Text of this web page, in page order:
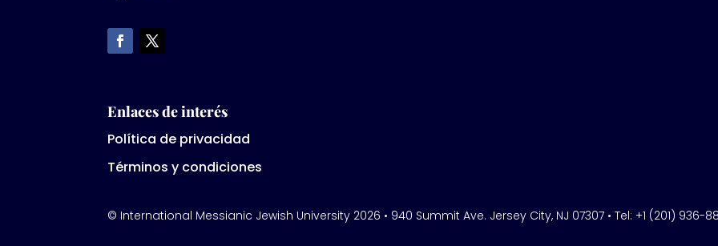
Enlaces de interés
Política de privacidad
Términos y condiciones
© International Messianic Jewish University 2026 • 940 Summit Ave. Jersey City, NJ 07307 • Tel: +1 (201)